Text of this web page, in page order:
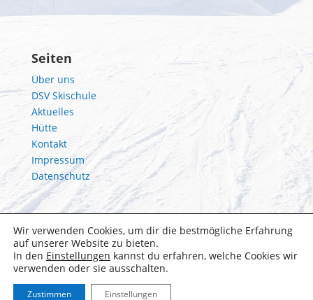
Seiten
Über uns
DSV Skischule
Aktuelles
Hütte
Kontakt
Impressum
Datenschutz
Wir verwenden Cookies, um dir die bestmögliche Erfahrung
auf unserer Website zu bieten.
In den Einstellungen kannst du erfahren, welche Cookies wir
verwenden oder sie ausschalten.
Zustimmen Einstellungen